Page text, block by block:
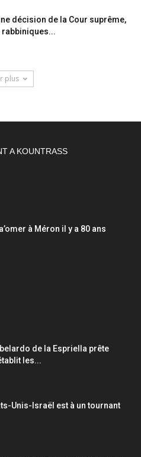
décision de la Cour suprême,
rabbiniques...
plus
A KOUNTRASS
à Méron il y a 80 ans
de la Espriella prête
les...
Unis-Israël est à un tournant